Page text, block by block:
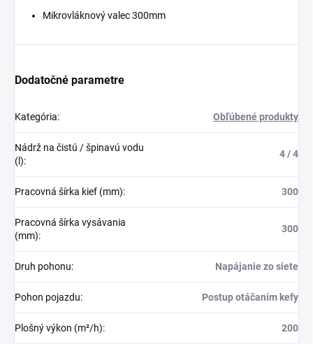
Mikrovláknový valec 300mm
Dodatočné parametre
Kategória: Obľúbené produkty
Nádrž na čistú / špinavú vodu
(l):
4 / 4
Pracovná šírka kief (mm): 300
Pracovná šírka vysávania
(mm):
300
Druh pohonu: Napájanie zo siete
Pohon pojazdu: Postup otáčaním kefy
Plošný výkon (m²/h): 200